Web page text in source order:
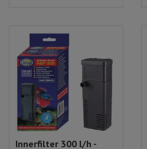
Innerfilter 300 l/h -